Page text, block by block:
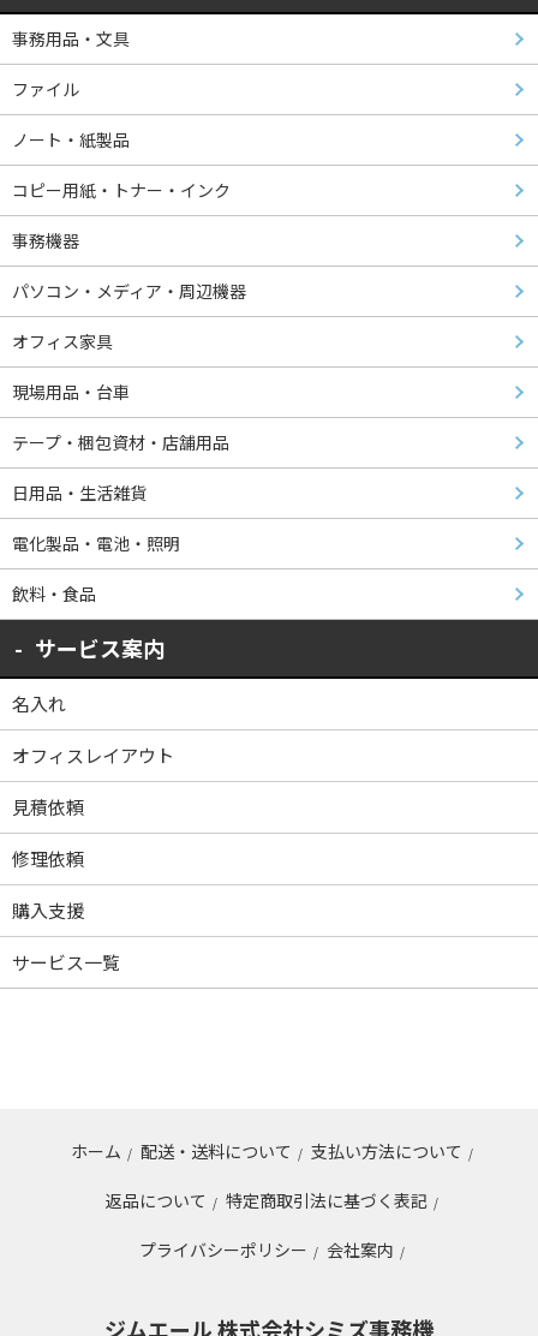
事務用品・文具
ファイル
ノート・紙製品
コピー用紙・トナー・インク
事務機器
パソコン・メディア・周辺機器
オフィス家具
現場用品・台車
テープ・梱包資材・店舗用品
日用品・生活雑貨
電化製品・電池・照明
飲料・食品
サービス案内
名入れ
オフィスレイアウト
見積依頼
修理依頼
購入支援
サービス一覧
ホーム / 配送・送料について / 支払い方法について /
返品について / 特定商取引法に基づく表記 /
プライバシーポリシー / 会社案内 /
ジムエール 株式会社シミズ事務機